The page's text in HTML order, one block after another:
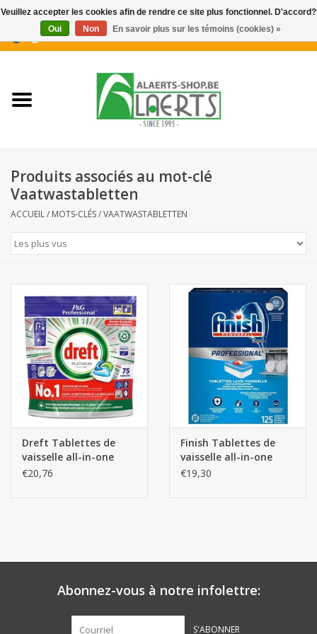
0 Articles - €0,00
Nouveautés
Biscuits pour le café
Biscuits apéritifs / Snacks salés
Botanicals
Bonbons pour la bonbonnière
Rouleaux de caisse thermiques
Produits d'hygiène
Matériel d'emballage
Fournitures de bureau
Produits associés au mot-clé
Vaatwastabletten
ACCUEIL/ MOTS-CLÉS/VAATWASTABLETTEN
Dreft Tablettes de
vaisselle all-in-one
75pcs
€20,76
Finish Tablettes de
vaisselle all-in-one
125pcs
€19,30
Abonnez-vous à notre infolettre:
S'ABONNER
Veuillez accepter les cookies afin de rendre ce site plus fonctionnel. D'accord?
Oui
Non En savoir plus sur les témoins (cookies) »